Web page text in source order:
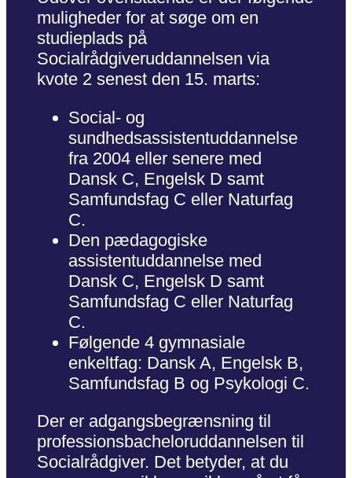
muligheder for at søge om en
studieplads på
Socialrådgiveruddannelsen via
kvote 2 senest den 15. marts:
Social- og
sundhedsassistentuddannelse
fra 2004 eller senere med
Dansk C, Engelsk D samt
Samfundsfag C eller Naturfag
C.
Den pædagogiske
assistentuddannelse med
Dansk C, Engelsk D samt
Samfundsfag C eller Naturfag
C.
Følgende 4 gymnasiale
enkeltfag: Dansk A, Engelsk B,
Samfundsfag B og Psykologi C.
Der er adgangsbegrænsning til
professionsbacheloruddannelsen til
Socialrådgiver. Det betyder, at du